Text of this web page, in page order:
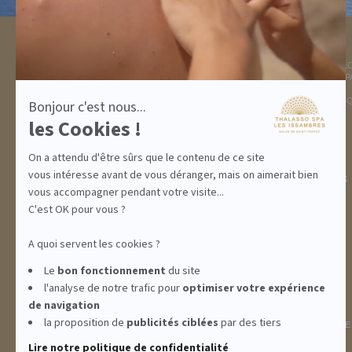
Bonjour c'est nous...
les Cookies !
On a attendu d'être sûrs que le contenu de ce site
vous intéresse avant de vous déranger, mais on aimerait bien
vous accompagner pendant votre visite...
C'est OK pour vous ?
A quoi servent les cookies ?
Le bon fonctionnement du site
l'analyse de notre trafic pour optimiservotre expérience
de navigation
la proposition de publicités ciblées par des tiers
Lire notre politique de confidentialité
DESTINATION
GOLFE DE ST TROPEZ
HÉBERGEMENTS
INCENTIVE
THALASSO SPA
LA THALASSO EN
CENTRE THALASSO
INFORMATIONS
ABONNEMENTS IDÉES CADEAUX PROMOS
INFORMATIONS CONDITIONS GÉNÉRALES